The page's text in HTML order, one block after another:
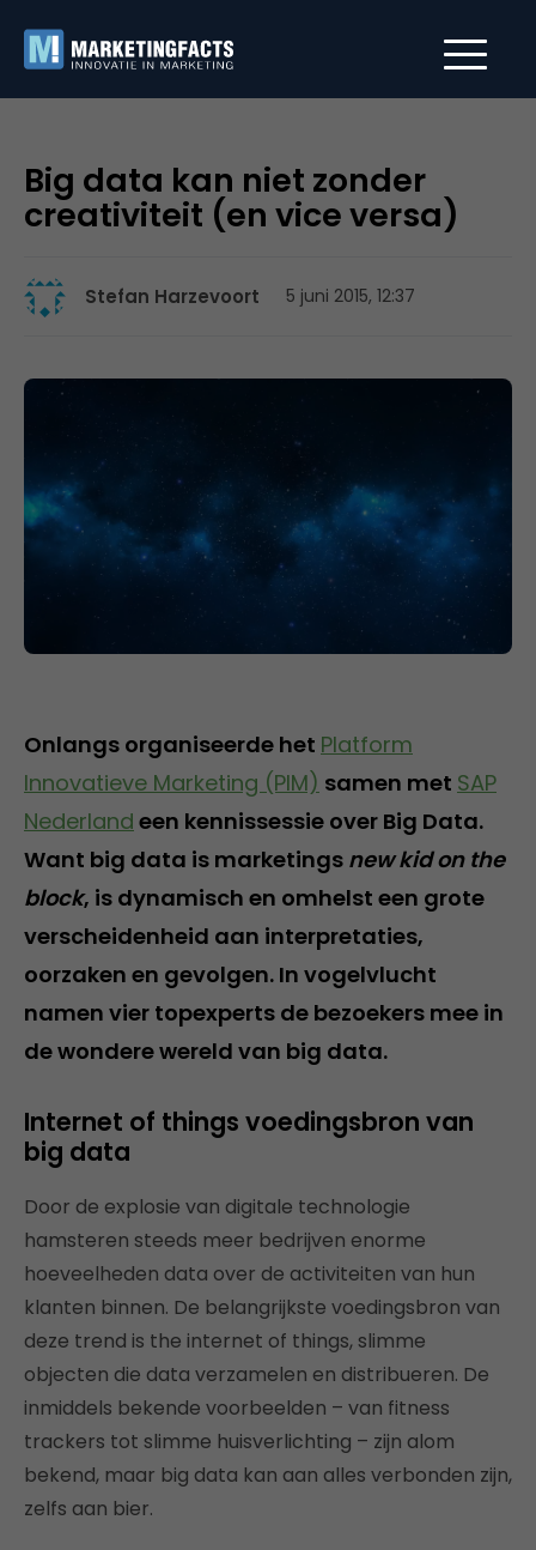
Big data kan niet zonder
creativiteit (en vice versa)
Stefan Harzevoort 5 juni 2015, 12:37
Onlangs organiseerde het Platform
Innovatieve Marketing (PIM) samen met SAP
Nederland een kennissessie over Big Data.
Want big data is marketings new kid on the
block, is dynamisch en omhelst een grote
verscheidenheid aan interpretaties,
oorzaken en gevolgen. In vogelvlucht
namen vier topexperts de bezoekers mee in
de wondere wereld van big data.
Internet of things voedingsbron van
big data
Door de explosie van digitale technologie
hamsteren steeds meer bedrijven enorme
hoeveelheden data over de activiteiten van hun
klanten binnen. De belangrijkste voedingsbron van
deze trend is the internet of things, slimme
objecten die data verzamelen en distribueren. De
inmiddels bekende voorbeelden – van fitness
trackers tot slimme huisverlichting – zijn alom
bekend, maar big data kan aan alles verbonden zijn,
zelfs aan bier.